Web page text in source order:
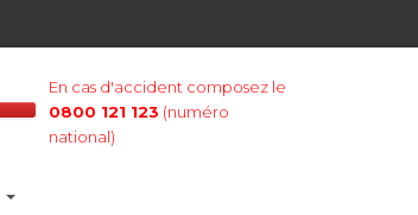
En cas d'accident composez le
0800 121 123 (numéro
national)